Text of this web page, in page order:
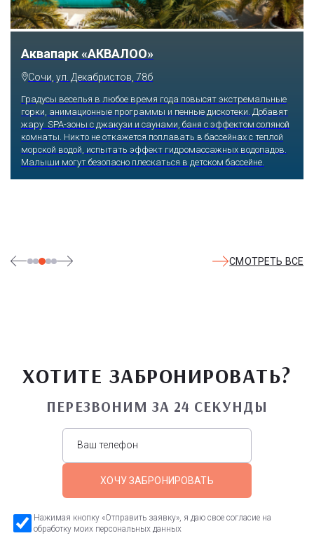
Аквапарк «АКВАЛОО»
Сочи, ул. Декабристов, 78б
Градусы веселья в любое время года повысят экстремальные
горки, анимационные программы и пенные дискотеки. Добавят
жару SPA-зоны с джакузи и саунами, баня с эффектом соляной
комнаты. Никто не откажется поплавать в бассейнах с теплой
морской водой, испытать эффект гидромассажных водопадов.
Малыши могут безопасно плескаться в детском бассейне.
СМОТРЕТЬ ВСЕ
ХОТИТЕ ЗАБРОНИРОВАТЬ?
ПЕРЕЗВОНИМ ЗА 24 СЕКУНДЫ
ХОЧУ ЗАБРОНИРОВАТЬ
Нажимая кнопку «Отправить заявку», я даю свое согласие на
обработку моих персональных данных